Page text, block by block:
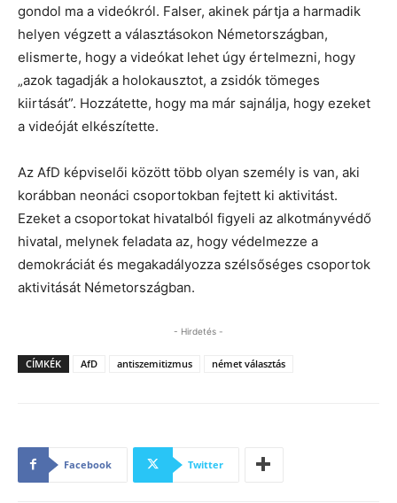
gondol ma a videókról. Falser, akinek pártja a harmadik
helyen végzett a választásokon Németországban,
elismerte, hogy a videókat lehet úgy értelmezni, hogy
„azok tagadják a holokausztot, a zsidók tömeges
kiirtását”. Hozzátette, hogy ma már sajnálja, hogy ezeket
a videóját elkészítette.
Az AfD képviselői között több olyan személy is van, aki
korábban neonáci csoportokban fejtett ki aktivitást.
Ezeket a csoportokat hivatalból figyeli az alkotmányvédő
hivatal, melynek feladata az, hogy védelmezze a
demokráciát és megakadályozza szélsőséges csoportok
aktivitását Németországban.
- Hirdetés -
CÍMKÉK AfD antiszemitizmus német választás
Facebook Twitter